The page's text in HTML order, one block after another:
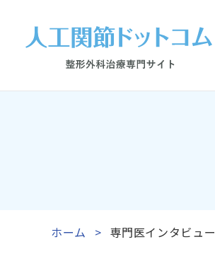
ホーム 専門医インタビュー